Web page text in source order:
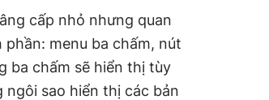
cấp nhỏ nhưng quan
menu ba chấm, nút
ba chấm sẽ hiển thị tùy
sao hiển thị các bản